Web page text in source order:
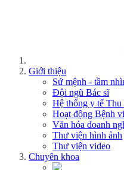
Giới thiệu
Sứ mệnh - tầm
Đội ngũ Bác sĩ
Hệ thống y tế
Hoạt động Bệnh
Văn hóa doanh
Thư viện hình ảnh
Thư viện video
Chuyên khoa